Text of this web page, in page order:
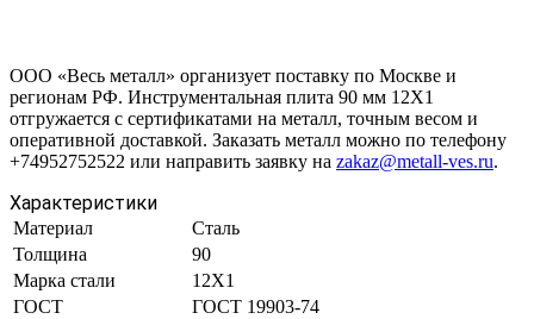
ООО «Весь металл» организует поставку по Москве и
регионам РФ. Инструментальная плита 90 мм 12Х1
отгружается с сертификатами на металл, точным весом и
оперативной доставкой. Заказать металл можно по телефону
+74952752522 или направить заявку на zakaz@metall-ves.ru.
Характеристики
Материал
Сталь
Толщина
90
Марка стали
12Х1
ГОСТ
ГОСТ 19903-74